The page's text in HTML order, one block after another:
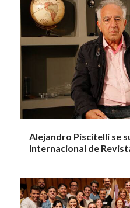
Alejandro Piscitelli se
Internacional de